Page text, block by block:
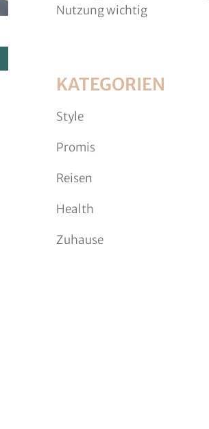
Nutzung wichtig
KATEGORIEN
Style
Promis
Reisen
Health
Zuhause